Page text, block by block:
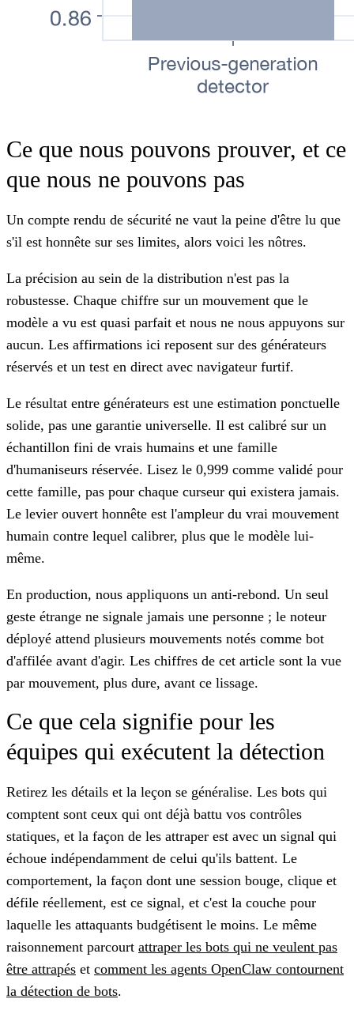
Ce que nous pouvons prouver, et ce
que nous ne pouvons pas
Un compte rendu de sécurité ne vaut la peine d'être lu que
s'il est honnête sur ses limites, alors voici les nôtres.
La précision au sein de la distribution n'est pas la
robustesse. Chaque chiffre sur un mouvement que le
modèle a vu est quasi parfait et nous ne nous appuyons sur
aucun. Les affirmations ici reposent sur des générateurs
réservés et un test en direct avec navigateur furtif.
Le résultat entre générateurs est une estimation ponctuelle
solide, pas une garantie universelle. Il est calibré sur un
échantillon fini de vrais humains et une famille
d'humaniseurs réservée. Lisez le 0,999 comme validé pour
cette famille, pas pour chaque curseur qui existera jamais.
Le levier ouvert honnête est l'ampleur du vrai mouvement
humain contre lequel calibrer, plus que le modèle lui-
même.
En production, nous appliquons un anti-rebond. Un seul
geste étrange ne signale jamais une personne ; le noteur
déployé attend plusieurs mouvements notés comme bot
d'affilée avant d'agir. Les chiffres de cet article sont la vue
par mouvement, plus dure, avant ce lissage.
Ce que cela signifie pour les
équipes qui exécutent la détection
Retirez les détails et la leçon se généralise. Les bots qui
comptent sont ceux qui ont déjà battu vos contrôles
statiques, et la façon de les attraper est avec un signal qui
échoue indépendamment de celui qu'ils battent. Le
comportement, la façon dont une session bouge, clique et
défile réellement, est ce signal, et c'est la couche pour
laquelle les attaquants budgétisent le moins. Le même
raisonnement parcourt attraper les bots qui ne veulent pas
être attrapés et comment les agents OpenClaw contournent
la détection de bots.